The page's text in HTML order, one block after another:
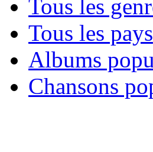
Tous les
Tous les pays
Albums
Chansons